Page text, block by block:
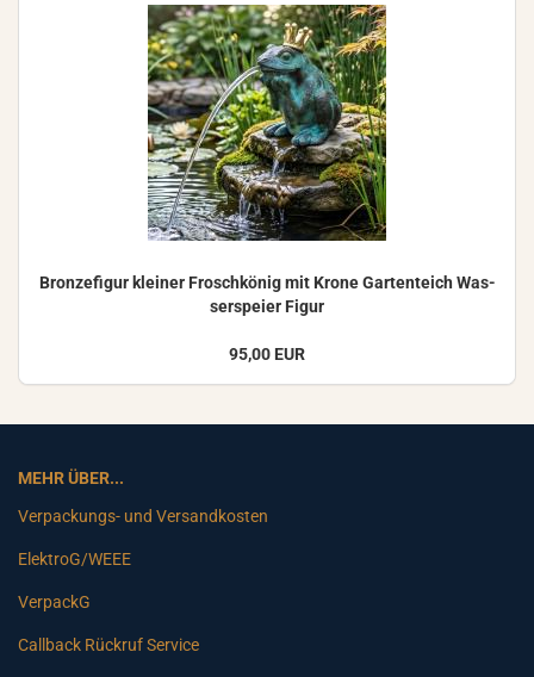
Bron­ze­fi­gur klei­ner Frosch­kö­nig mit Krone Gar­ten­teich Was­
ser­spei­er Figur
95,00 EUR
MEHR ÜBER...
Verpackungs- und Versandkosten
ElektroG/WEEE
VerpackG
Callback Rückruf Service